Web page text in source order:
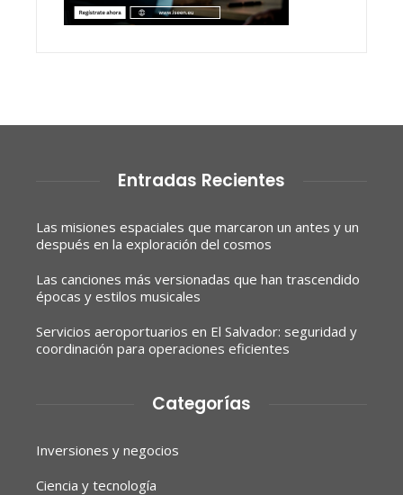
Entradas Recientes
Las misiones espaciales que marcaron un antes y un
después en la exploración del cosmos
Las canciones más versionadas que han trascendido
épocas y estilos musicales
Servicios aeroportuarios en El Salvador: seguridad y
coordinación para operaciones eficientes
Categorías
Inversiones y negocios
Ciencia y tecnología